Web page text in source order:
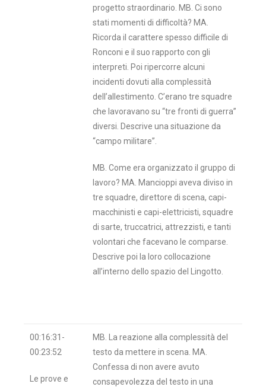
progetto straordinario. MB. Ci sono
stati momenti di difficoltà? MA.
Ricorda il carattere spesso difficile di
Ronconi e il suo rapporto con gli
interpreti. Poi ripercorre alcuni
incidenti dovuti alla complessità
dell’allestimento. C’erano tre squadre
che lavoravano su “tre fronti di guerra”
diversi. Descrive una situazione da
“campo militare”.
MB. Come era organizzato il gruppo di
lavoro? MA. Mancioppi aveva diviso in
tre squadre, direttore di scena, capi-
macchinisti e capi-elettricisti, squadre
di sarte, truccatrici, attrezzisti, e tanti
volontari che facevano le comparse.
Descrive poi la loro collocazione
all’interno dello spazio del Lingotto.
00:16:31-
00:23:52
Le prove e
MB. La reazione alla complessità del
testo da mettere in scena. MA.
Confessa di non avere avuto
consapevolezza del testo in una